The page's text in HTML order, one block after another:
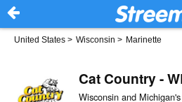
United States > Wisconsin > Marinette
Cat Country -
Wisconsin and